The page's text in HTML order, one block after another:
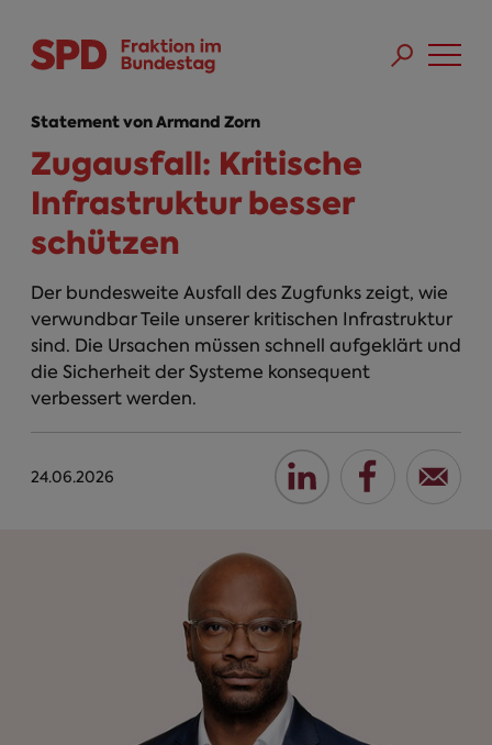
Statement von Armand Zorn
Zugausfall: Kritische
Infrastruktur besser
schützen
Der bundesweite Ausfall des Zugfunks zeigt, wie
verwundbar Teile unserer kritischen Infrastruktur
sind. Die Ursachen müssen schnell aufgeklärt und
die Sicherheit der Systeme konsequent
verbessert werden.
24.06.2026